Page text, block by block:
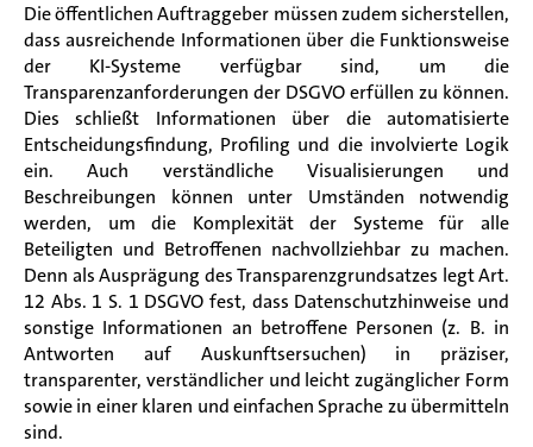
Die öffentlichen Auftraggeber müssen zudem sicherstellen,
dass ausreichende Informationen über die Funktionsweise
der KI-Systeme verfügbar sind, um die
Transparenzanforderungen der DSGVO erfüllen zu können.
Dies schließt Informationen über die automatisierte
Entscheidungsfindung, Profiling und die involvierte Logik
ein. Auch verständliche Visualisierungen und
Beschreibungen können unter Umständen notwendig
werden, um die Komplexität der Systeme für alle
Beteiligten und Betroffenen nachvollziehbar zu machen.
Denn als Ausprägung des Transparenzgrundsatzes legt Art.
12 Abs. 1 S. 1 DSGVO fest, dass Datenschutzhinweise und
sonstige Informationen an betroffene Personen (z. B. in
Antworten auf Auskunftsersuchen) in präziser,
transparenter, verständlicher und leicht zugänglicher Form
sowie in einer klaren und einfachen Sprache zu übermitteln
sind.